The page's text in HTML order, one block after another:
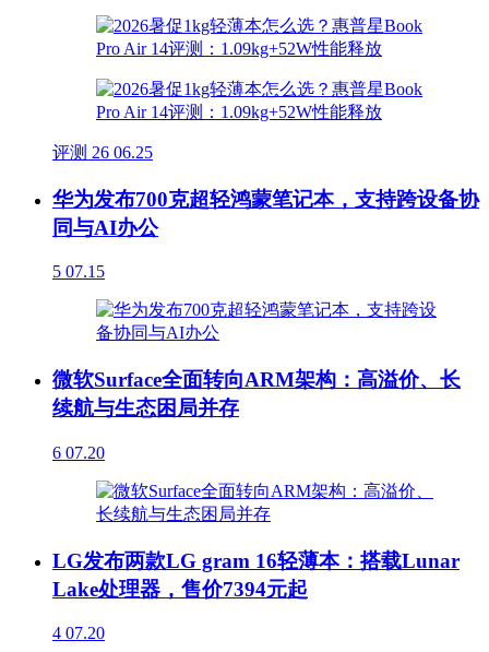
评测 26 06.25
华为发布700克超轻鸿蒙笔记本，支持跨设备协
同与AI办公
5 07.15
微软Surface全面转向ARM架构：高溢价、长
续航与生态困局并存
6 07.20
LG发布两款LG gram 16轻薄本：搭载Lunar
Lake处理器，售价7394元起
4 07.20